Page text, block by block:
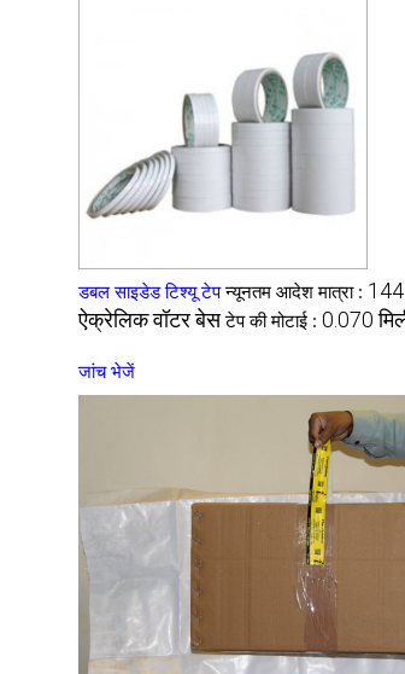
डबल साइडेड टिश्यू टेप न्यूनतम आदेश मात्रा : 144
ऐक्रेलिक वॉटर बेस टेप की मोटाई : 0.070
जांच भेजें